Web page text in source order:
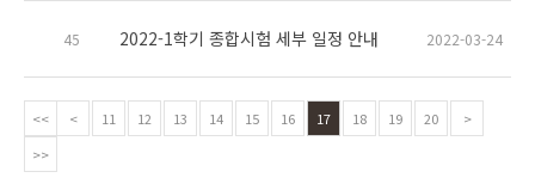
45 2022-1학기 종합시험 세부 일정 안내 2022-03-24
<< < 11 12 13 14 15 16 17 18 19 20
>
>>